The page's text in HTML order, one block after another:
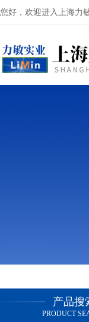
您好，欢迎进入上海力
产品搜
PRODUCT